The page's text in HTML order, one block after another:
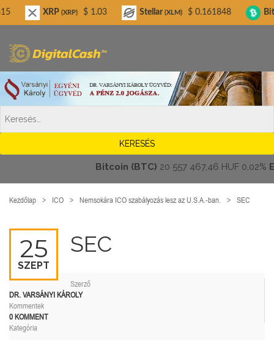
Bitcoin (BTC)20 557 467,46 HUF0,02%
Kezdőlap ICO Nemsokára ICO szabályozás lesz az U.S.A.-ban. SEC
25
SZEPT
SEC
Szerző
DR. VARSÁNYI KÁROLY
Kommentek
0 KOMMENT
Kategória
XRP (XRP) $ 1.03 Stellar(XLM) $ 0.161848 Bitcoin
Digitalcash.hu